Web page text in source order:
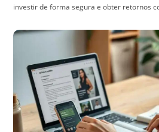
investir de forma segura e obter retornos